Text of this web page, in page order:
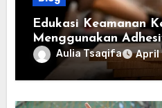
Edukasi Keamanan
Menggunakan
Aulia Tsaqifa April